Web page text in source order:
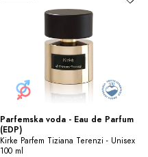
Parfemska voda - Eau de Parfum
(EDP)
Kirke Parfem Tiziana Terenzi - Unisex
100 ml